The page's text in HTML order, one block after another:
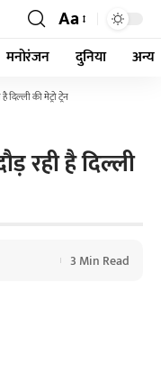
Aa
मनोरंजन दुनिया अन्य
दिल्ली की मेट्रो ट्रेन
रही है दिल्ली
3 Min Read